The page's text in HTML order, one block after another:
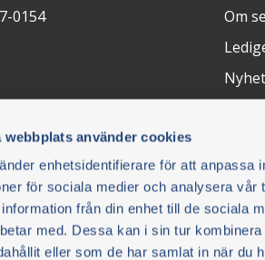
webbplats använder cookies
enhetsidentifierare för att anpassa
för sociala medier och analysera
från din enhet till de sociala
med. Dessa kan i sin tur
eller som de har samlat in när du
0154
Om
vårt.